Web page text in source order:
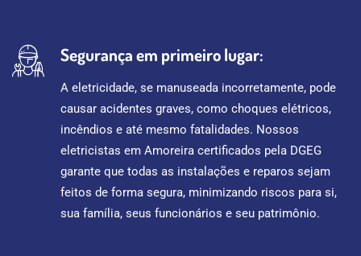
Segurança em primeiro lugar:
A eletricidade, se manuseada incorretamente, pode
causar acidentes graves, como choques elétricos,
incêndios e até mesmo fatalidades. Nossos
eletricistas em Amoreira certificados pela DGEG
garante que todas as instalações e reparos sejam
feitos de forma segura, minimizando riscos para si,
sua família, seus funcionários e seu patrimônio.